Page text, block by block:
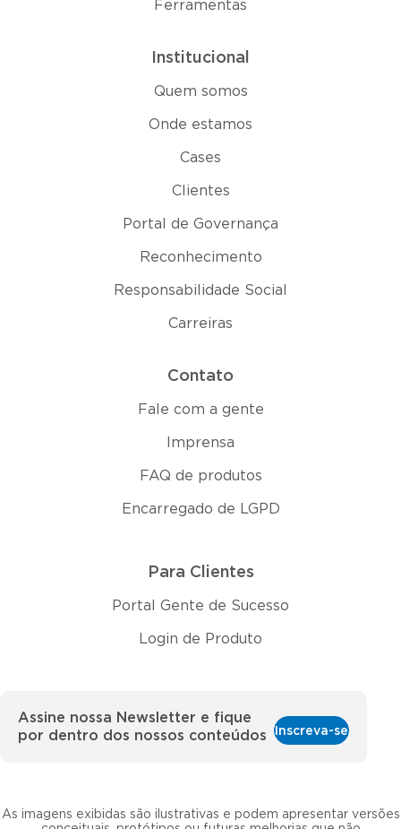
Ferramentas
Institucional
Quem somos
Onde estamos
Cases
Clientes
Portal de Governança
Reconhecimento
Responsabilidade Social
Carreiras
Contato
Fale com a gente
Imprensa
FAQ de produtos
Encarregado de LGPD
Para Clientes
Portal Gente de Sucesso
Login de Produto
As imagens exibidas são ilustrativas e podem apresentar versões
Assine nossa Newsletter e fique
por dentro dos nossos conteúdos
Inscreva-se